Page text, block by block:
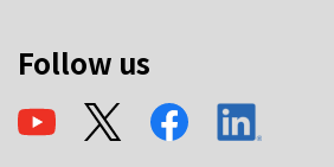
Follow us